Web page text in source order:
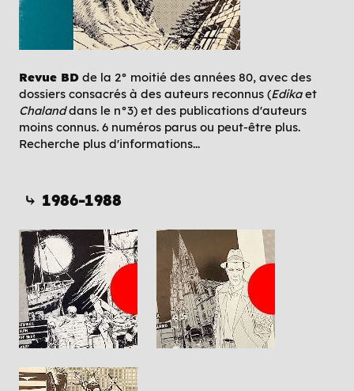
Revue BD de la 2° moitié des années 80, avec des
dossiers consacrés à des auteurs reconnus (Edikaet
Chalanddans le n°3) et des publications d'auteurs
moins connus. 6 numéros parus ou peut-être plus.
Recherche plus d'informations...
⤷ 1986-1988